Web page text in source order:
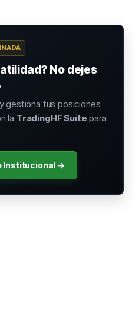
No dejes
gestiona tus posiciones
la TradingHF Suite para
Institucional →